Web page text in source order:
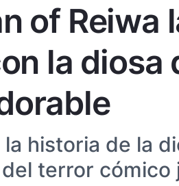
of Reiwa
la diosa
historia de la
terror cómico